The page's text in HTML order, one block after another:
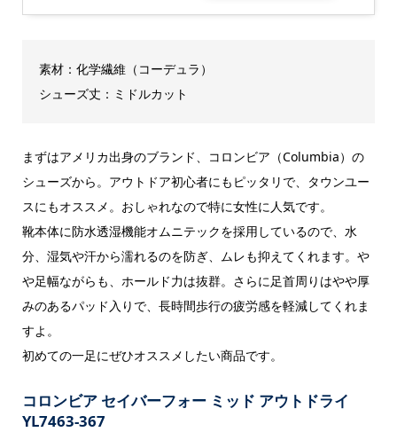
素材：化学繊維（コーデュラ）
シューズ丈：ミドルカット
まずはアメリカ出身のブランド、コロンビア（Columbia）の
シューズから。アウトドア初心者にもピッタリで、タウンユー
スにもオススメ。おしゃれなので特に女性に人気です。
靴本体に防水透湿機能オムニテックを採用しているので、水
分、湿気や汗から濡れるのを防ぎ、ムレも抑えてくれます。や
や足幅ながらも、ホールド力は抜群。さらに足首周りはやや厚
みのあるパッド入りで、長時間歩行の疲労感を軽減してくれま
すよ。
初めての一足にぜひオススメしたい商品です。
コロンビア セイバーフォー ミッド アウトドライ
YL7463-367